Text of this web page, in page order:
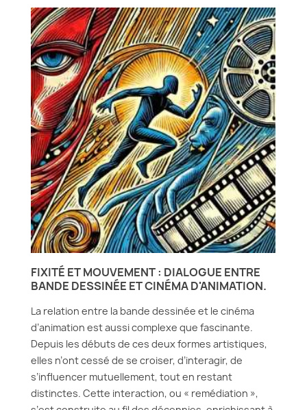
FIXITÉ ET MOUVEMENT : DIALOGUE ENTRE
BANDE DESSINÉE ET CINÉMA D'ANIMATION.
La relation entre la bande dessinée et le cinéma
d’animation est aussi complexe que fascinante.
Depuis les débuts de ces deux formes artistiques,
elles n’ont cessé de se croiser, d’interagir, de
s’influencer mutuellement, tout en restant
distinctes. Cette interaction, ou « remédiation »,